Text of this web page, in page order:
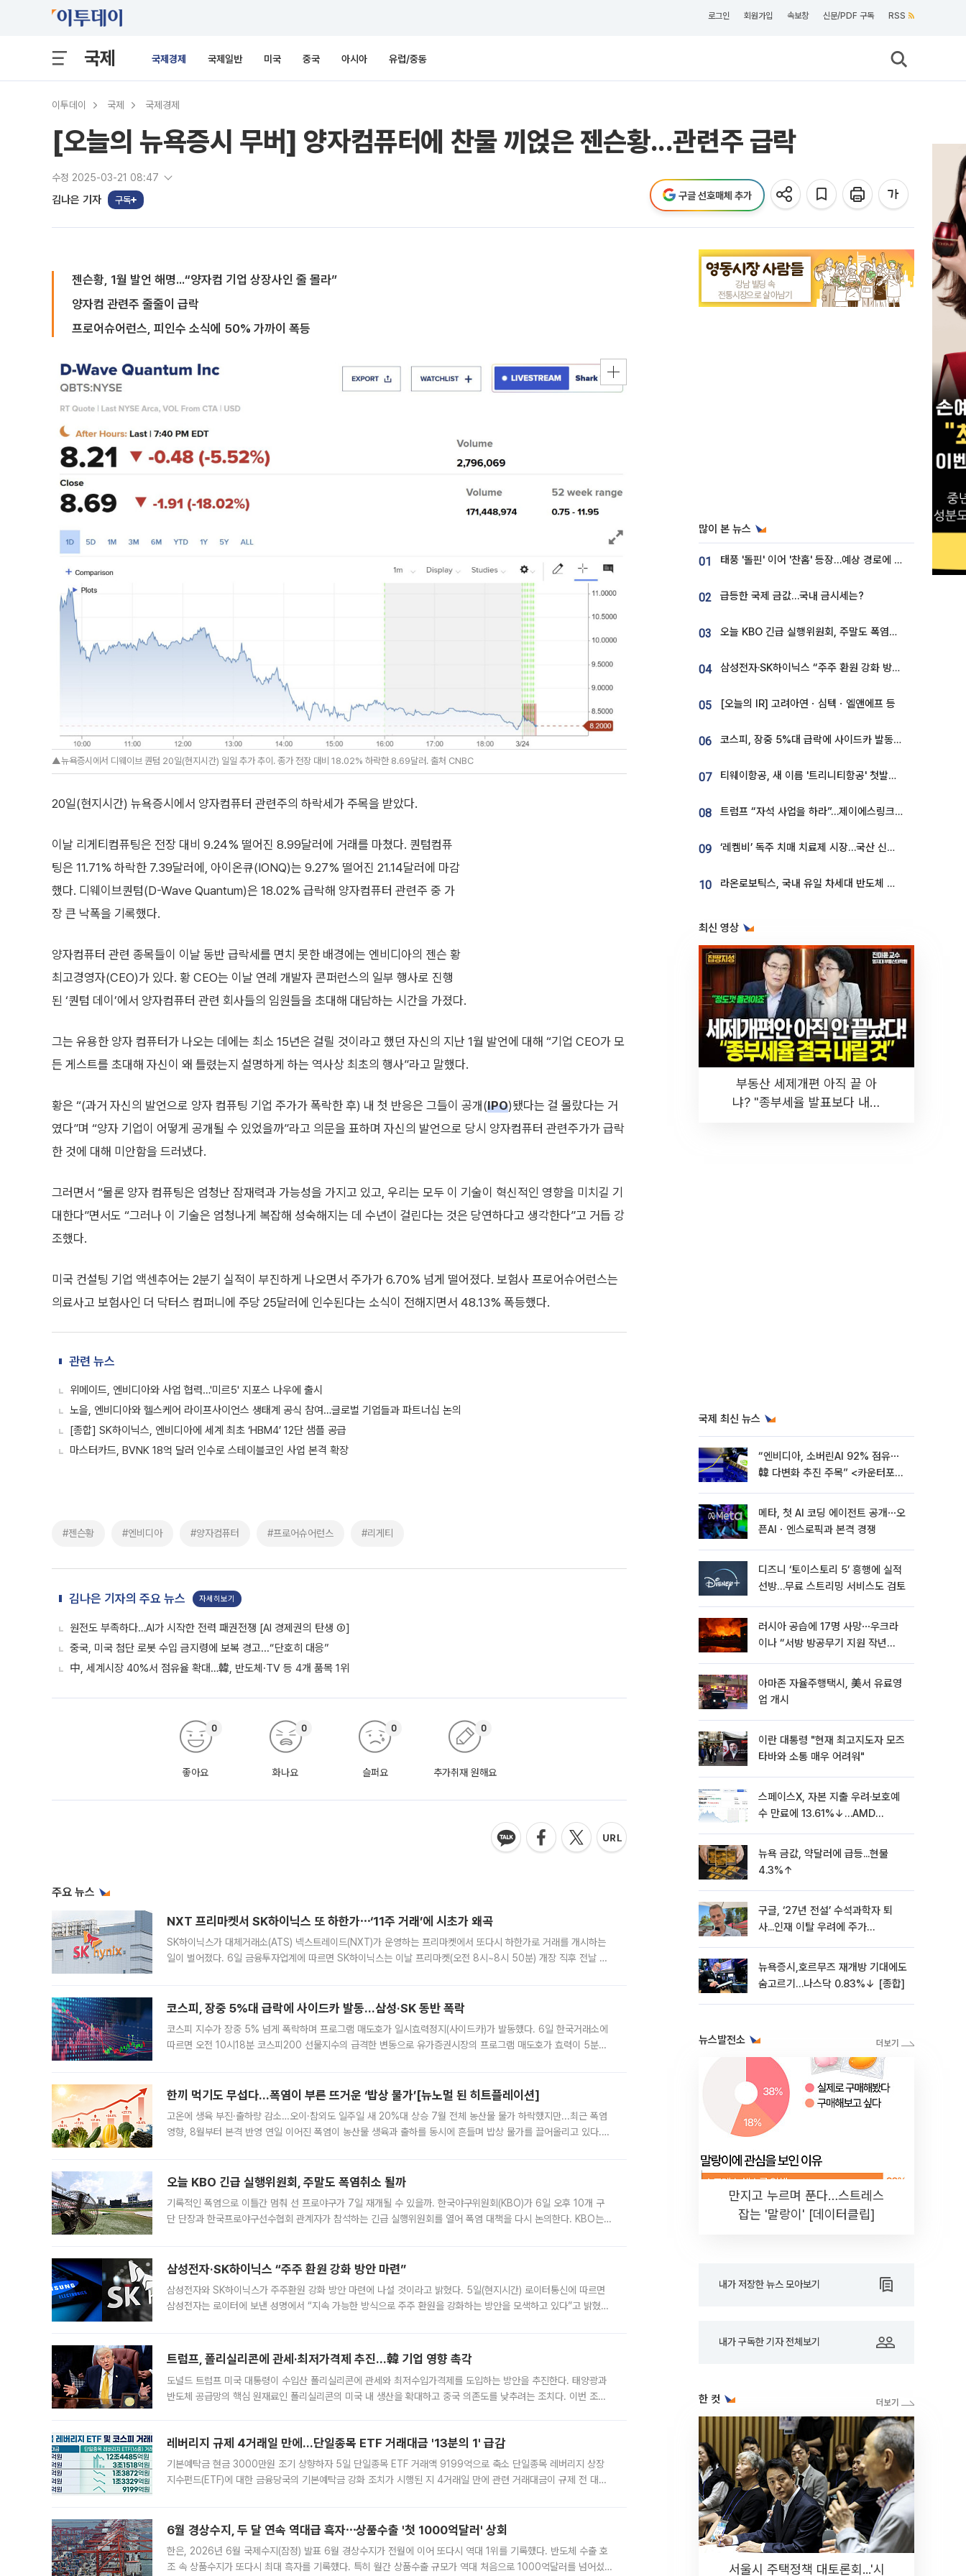
로그인 회원가입 속보창 신문/PDF 구독 RSS
국제 국제경제 국제일반 미국 중국 아시아 유럽/중동
이투데이 국제 국제경제
[오늘의 뉴욕증시 무버] 양자컴퓨터에 찬물 끼얹은 젠슨황...관련주 급락
수정 2025-03-21 08:47
김나은 기자 구독 구글 선호매체 추가
젠슨황, 1월 발언 해명...“양자컴 기업 상장사인 줄 몰라”
양자컴 관련주 줄줄이 급락
프로어슈어런스, 피인수 소식에 50% 가까이 폭등
▲뉴욕증시에서 디웨이브 퀀텀 20일(현지시간) 일일 추가 추이. 종가 전장 대비 18.02% 하락한 8.69달러. 출처 CNBC
20일(현지시간) 뉴욕증시에서 양자컴퓨터 관련주의 하락세가 주목을 받았다.
이날 리게티컴퓨팅은 전장 대비 9.24% 떨어진 8.99달러에 거래를 마쳤다. 퀀텀컴퓨
팅은 11.71% 하락한 7.39달러에, 아이온큐(IONQ)는 9.27% 떨어진 21.14달러에 마감
했다. 디웨이브퀀텀(D-Wave Quantum)은 18.02% 급락해 양자컴퓨터 관련주 중 가
장 큰 낙폭을 기록했다.
양자컴퓨터 관련 종목들이 이날 동반 급락세를 면치 못한 배경에는 엔비디아의 젠슨 황
최고경영자(CEO)가 있다. 황 CEO는 이날 연례 개발자 콘퍼런스의 일부 행사로 진행
된 ‘퀀텀 데이’에서 양자컴퓨터 관련 회사들의 임원들을 초대해 대담하는 시간을 가졌다.
그는 유용한 양자 컴퓨터가 나오는 데에는 최소 15년은 걸릴 것이라고 했던 자신의 지난 1월 발언에 대해 “기업 CEO가 모
든 게스트를 초대해 자신이 왜 틀렸는지 설명하게 하는 역사상 최초의 행사”라고 말했다.
황은 “(과거 자신의 발언으로 양자 컴퓨팅 기업 주가가 폭락한 후) 내 첫 반응은 그들이 공개(IPO)됐다는 걸 몰랐다는 거
였다”며 “양자 기업이 어떻게 공개될 수 있었을까”라고 의문을 표하며 자신의 발언으로 당시 양자컴퓨터 관련주가가 급락
한 것에 대해 미안함을 드러냈다.
그러면서 “물론 양자 컴퓨팅은 엄청난 잠재력과 가능성을 가지고 있고, 우리는 모두 이 기술이 혁신적인 영향을 미치길 기
대한다”면서도 “그러나 이 기술은 엄청나게 복잡해 성숙해지는 데 수년이 걸린다는 것은 당연하다고 생각한다”고 거듭 강
조했다.
미국 컨설팅 기업 액센추어는 2분기 실적이 부진하게 나오면서 주가가 6.70% 넘게 떨어졌다. 보험사 프로어슈어런스는
의료사고 보험사인 더 닥터스 컴퍼니에 주당 25달러에 인수된다는 소식이 전해지면서 48.13% 폭등했다.
관련 뉴스
위메이드, 엔비디아와 사업 협력…'미르5' 지포스 나우에 출시
노을, 엔비디아와 헬스케어 라이프사이언스 생태계 공식 참여…글로벌 기업들과 파트너십 논의
[종합] SK하이닉스, 엔비디아에 세계 최초 ‘HBM4’ 12단 샘플 공급
마스터카드, BVNK 18억 달러 인수로 스테이블코인 사업 본격 확장
#젠슨황 #엔비디아 #양자컴퓨터 #프로어슈어런스 #리게티
김나은 기자의 주요 뉴스 자세히보기
원전도 부족하다…AI가 시작한 전력 패권전쟁 [AI 경제권의 탄생 ③]
중국, 미국 첨단 로봇 수입 금지령에 보복 경고...“단호히 대응”
中, 세계시장 40%서 점유율 확대…韓, 반도체·TV 등 4개 품목 1위
좋아요
0
화나요
0
슬퍼요
0
추가취재 원해요
0
주요 뉴스
NXT 프리마켓서 SK하이닉스 또 하한가⋯‘11주 거래’에 시초가 왜곡
SK하이닉스가 대체거래소(ATS) 넥스트레이드(NXT)가 운영하는 프리마켓에서 또다시 하한가로 거래를 개시하는
일이 벌어졌다. 6일 금융투자업계에 따르면 SK하이닉스는 이날 프리마켓(오전 8시~8시 50분) 개장 직후 전날 정
코스피, 장중 5%대 급락에 사이드카 발동…삼성·SK 동반 폭락
코스피 지수가 장중 5% 넘게 폭락하며 프로그램 매도호가 일시효력정지(사이드카)가 발동했다. 6일 한국거래소에
따르면 오전 10시18분 코스피200 선물지수의 급격한 변동으로 유가증권시장의 프로그램 매도호가 효력이 5분간
한끼 먹기도 무섭다...폭염이 부른 뜨거운 ‘밥상 물가’[뉴노멀 된 히트플레이션]
고온에 생육 부진·출하량 감소…오이·참외도 일주일 새 20%대 상승 7월 전체 농산물 물가 하락했지만...최근 폭염
영향, 8월부터 본격 반영 연일 이어진 폭염이 농산물 생육과 출하를 동시에 흔들며 밥상 물가를 끌어올리고 있다.
오늘 KBO 긴급 실행위원회, 주말도 폭염취소 될까
기록적인 폭염으로 이틀간 멈춰 선 프로야구가 7일 재개될 수 있을까. 한국야구위원회(KBO)가 6일 오후 10개 구
단 단장과 한국프로야구선수협회 관계자가 참석하는 긴급 실행위원회를 열어 폭염 대책을 다시 논의한다. KBO는
삼성전자·SK하이닉스 “주주 환원 강화 방안 마련”
삼성전자와 SK하이닉스가 주주환원 강화 방안 마련에 나설 것이라고 밝혔다. 5일(현지시간) 로이터통신에 따르면
삼성전자는 로이터에 보낸 성명에서 “지속 가능한 방식으로 주주 환원을 강화하는 방안을 모색하고 있다”고 밝혔다.
트럼프, 폴리실리콘에 관세·최저가격제 추진…韓 기업 영향 촉각
도널드 트럼프 미국 대통령이 수입산 폴리실리콘에 관세와 최저수입가격제를 도입하는 방안을 추진한다. 태양광과
반도체 공급망의 핵심 원재료인 폴리실리콘의 미국 내 생산을 확대하고 중국 의존도를 낮추려는 조치다. 이번 조처
레버리지 규제 4거래일 만에…단일종목 ETF 거래대금 '13분의 1' 급감
기본예탁금 현금 3000만원 조기 상향하자 5일 단일종목 ETF 거래액 9199억으로 축소 단일종목 레버리지 상장
지수펀드(ETF)에 대한 금융당국의 기본예탁금 강화 조치가 시행된 지 4거래일 만에 관련 거래대금이 규제 전 대비
6월 경상수지, 두 달 연속 역대급 흑자⋯상품수출 '첫 1000억달러' 상회
한은, 2026년 6월 국제수지(잠정) 발표 6월 경상수지가 전월에 이어 또다시 역대 1위를 기록했다. 반도체 수출 호
조 속 상품수지가 또다시 최대 흑자를 기록했다. 특히 월간 상품수출 규모가 역대 처음으로 1000억달러를 넘어섰
많이 본 뉴스
01 태풍 '돌핀' 이어 '찬홈' 등장…예상 경로에 한국 '한숨'
02 급등한 국제 금값…국내 금시세는?
03 오늘 KBO 긴급 실행위원회, 주말도 폭염취소 될까
04 삼성전자·SK하이닉스 “주주 환원 강화 방안 마련”
05 [오늘의 IR] 고려아연ㆍ심텍ㆍ엘앤에프 등
06 코스피, 장중 5%대 급락에 사이드카 발동…삼성·SK 동반 폭락
07 티웨이항공, 새 이름 '트리니티항공' 첫발…SSC 전략 본격화
08 트럼프 “자석 사업을 하라”…제이에스링크, 비중국 영구자석 공급망 구축 속도
09 ‘레켐비’ 독주 치매 치료제 시장…국산 신약 등장하나
10 라온로보틱스, 국내 유일 차세대 반도체 공정 로봇 개발 ‘고객사 테스트 진행’
최신 영상
부동산 세제개편 아직 끝 아
냐? "종부세율 발표보다 내릴
국제 최신 뉴스
“엔비디아, 소버린AI 92% 점유⋯
韓 다변화 추진 주목” <카운터포인
메타, 첫 AI 코딩 에이전트 공개⋯오
픈AIㆍ엔스로픽과 본격 경쟁
디즈니 ‘토이스토리 5’ 흥행에 실적
선방…무료 스트리밍 서비스도 검토
러시아 공습에 17명 사망⋯우크라
이나 “서방 방공무기 지원 작년
아마존 자율주행택시, 美서 유료영
업 개시
이란 대통령 "현재 최고지도자 모즈
타바와 소통 매우 어려워"
스페이스X, 자본 지출 우려·보호예
수 만료에 13.61%↓…AMD
뉴욕 금값, 약달러에 급등...현물
4.3%↑
구글, ‘27년 전설’ 수석과학자 퇴
사...인재 이탈 우려에 주가
뉴욕증시,호르무즈 재개방 기대에도
숨고르기…나스닥 0.83%↓ [종합]
뉴스발전소
만지고 누르며 푼다…스트레스
잡는 '말랑이' [데이터클립]
내가 저장한 뉴스 모아보기
내가 구독한 기자 전체보기
한 컷
서울시 주택정책 대토론회...'시